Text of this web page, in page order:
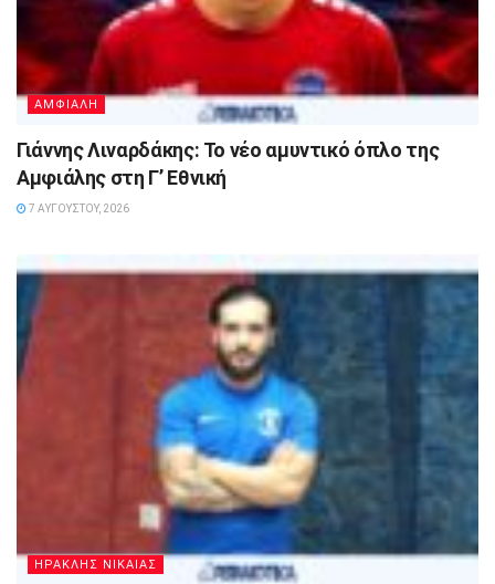
ΑΜΦΙΑΛΗ
Γιάννης Λιναρδάκης: Το νέο αμυντικό όπλο της
Αμφιάλης στη Γ’ Εθνική
7 ΑΥΓΟΎΣΤΟΥ, 2026
ΗΡΑΚΛΗΣ ΝΙΚΑΙΑΣ